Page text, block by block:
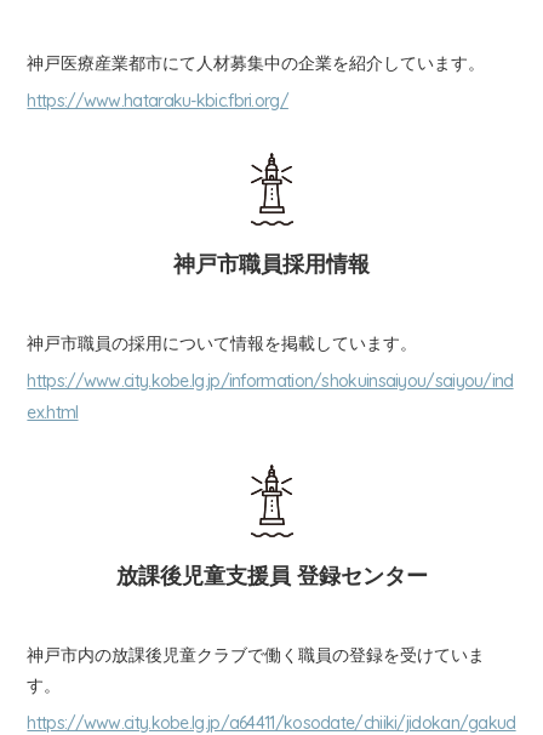
神戸医療産業都市にて人材募集中の企業を紹介しています。
https://www.hataraku-kbic.fbri.org/
神戸市職員採用情報
神戸市職員の採用について情報を掲載しています。
https://www.city.kobe.lg.jp/information/shokuinsaiyou/saiyou/ind
ex.html
放課後児童支援員 登録センター
神戸市内の放課後児童クラブで働く職員の登録を受けていま
す。
https://www.city.kobe.lg.jp/a64411/kosodate/chiiki/jidokan/gakud